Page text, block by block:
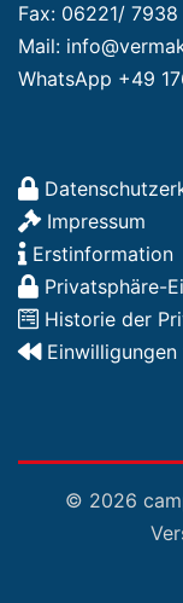
Fax: 06221/ 7938
Mail:
WhatsApp +49
Impressum
Erstinformation
Privatsphäre-
Historie der
© 2026